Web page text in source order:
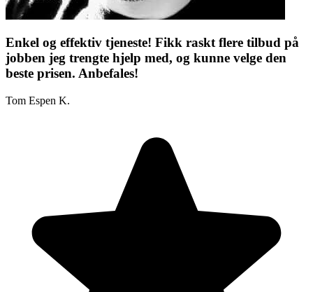
Enkel og effektiv tjeneste! Fikk raskt flere tilbud på
jobben jeg trengte hjelp med, og kunne velge den
beste prisen. Anbefales!
Tom Espen K.